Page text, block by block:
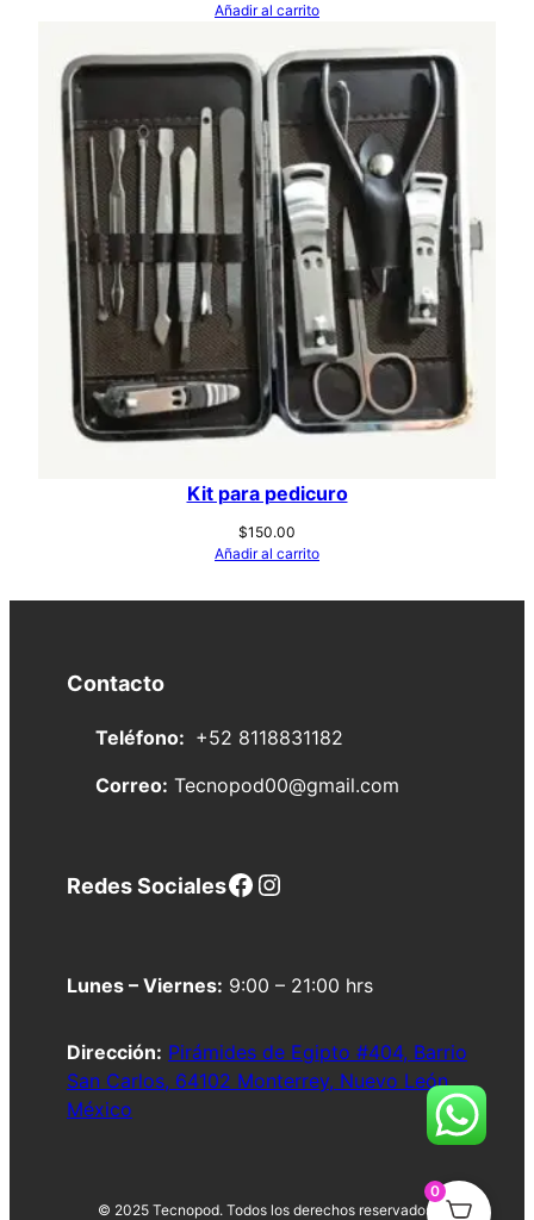
Añadir al carrito
Kit para pedicuro
$150.00
Añadir al carrito
Contacto
Teléfono: +52 8118831182
Correo: Tecnopod00@gmail.com
Redes SocialesFacebook Instagram
Lunes – Viernes: 9:00 – 21:00 hrs
Dirección: Pirámides de Egipto #404, Barrio
San Carlos, 64102 Monterrey, Nuevo León,
México
© 2025 Tecnopod. Todos los derechos reservados.
0